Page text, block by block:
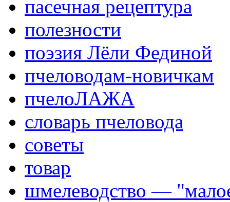
пасечная рецептура
полезности
поэзия Лёли Фединой
пчеловодам-новичкам
пчелоЛАЖА
словарь пчеловода
советы
товар
шмелеводство —